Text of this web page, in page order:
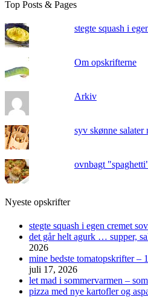
Top Posts & Pages
stegte squash i
Om opskrifterne
Arkiv
syv skønne
ovnbagt
Nyeste opskrifter
stegte squash i egen cremet
det går helt agurk … supper,
2026
mine bedste tomatopskrifter –
juli 17, 2026
let mad i sommervarmen –
pizza med nye kartofler og